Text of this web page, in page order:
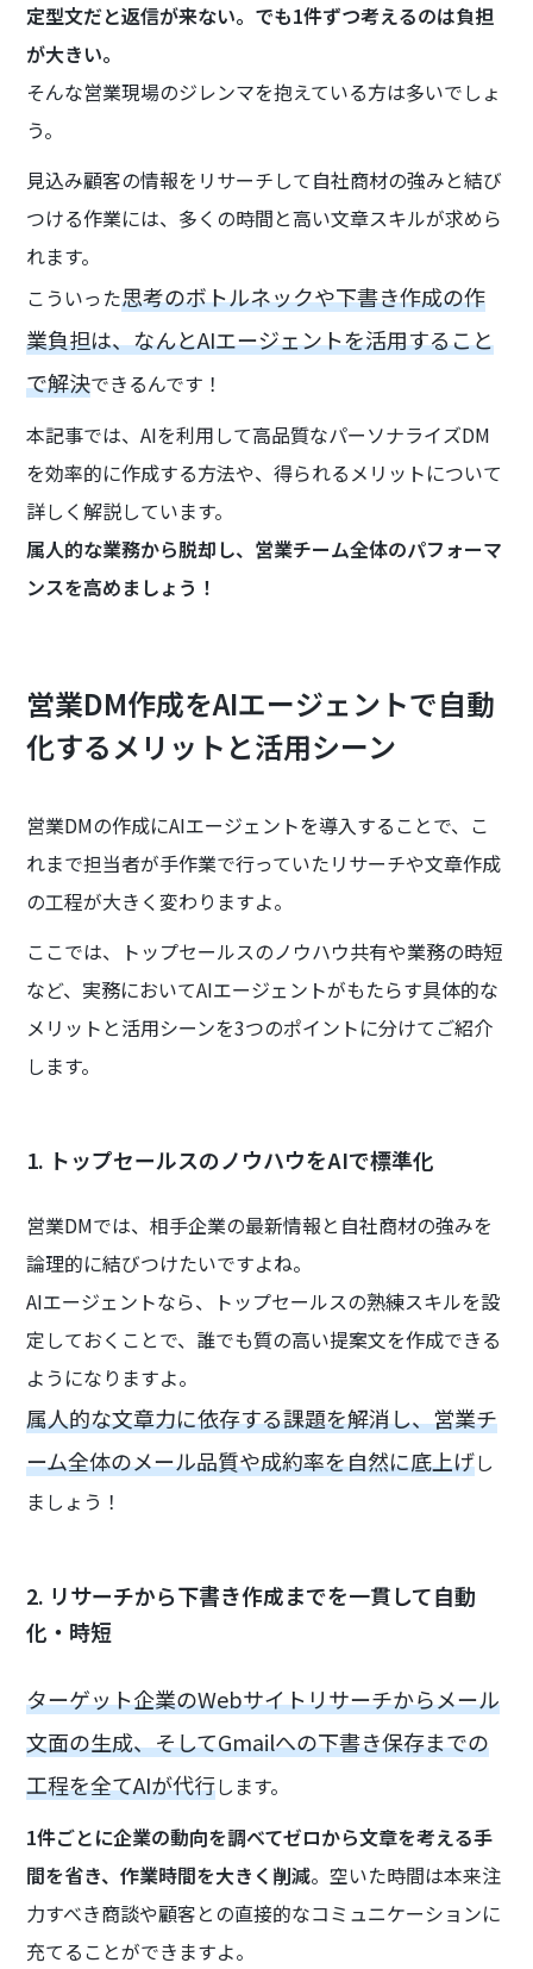
定型文だと返信が来ない。でも1件ずつ考えるのは負担
が大きい。
そんな営業現場のジレンマを抱えている方は多いでしょ
う。
見込み顧客の情報をリサーチして自社商材の強みと結び
つける作業には、多くの時間と高い文章スキルが求めら
れます。
こういった思考のボトルネックや下書き作成の作
業負担は、なんとAIエージェントを活用すること
で解決できるんです！
本記事では、AIを利用して高品質なパーソナライズDM
を効率的に作成する方法や、得られるメリットについて
詳しく解説しています。
属人的な業務から脱却し、営業チーム全体のパフォーマ
ンスを高めましょう！
営業DM作成をAIエージェントで自動
化するメリットと活用シーン
営業DMの作成にAIエージェントを導入することで、こ
れまで担当者が手作業で行っていたリサーチや文章作成
の工程が大きく変わりますよ。
ここでは、トップセールスのノウハウ共有や業務の時短
など、実務においてAIエージェントがもたらす具体的な
メリットと活用シーンを3つのポイントに分けてご紹介
します。
1. トップセールスのノウハウをAIで標準化
営業DMでは、相手企業の最新情報と自社商材の強みを
論理的に結びつけたいですよね。
AIエージェントなら、トップセールスの熟練スキルを設
定しておくことで、誰でも質の高い提案文を作成できる
ようになりますよ。
属人的な文章力に依存する課題を解消し、営業チ
ーム全体のメール品質や成約率を自然に底上げし
ましょう！
2. リサーチから下書き作成までを一貫して自動
化・時短
ターゲット企業のWebサイトリサーチからメール
文面の生成、そしてGmailへの下書き保存までの
工程を全てAIが代行します。
1件ごとに企業の動向を調べてゼロから文章を考える手
間を省き、作業時間を大きく削減。空いた時間は本来注
力すべき商談や顧客との直接的なコミュニケーションに
充てることができますよ。